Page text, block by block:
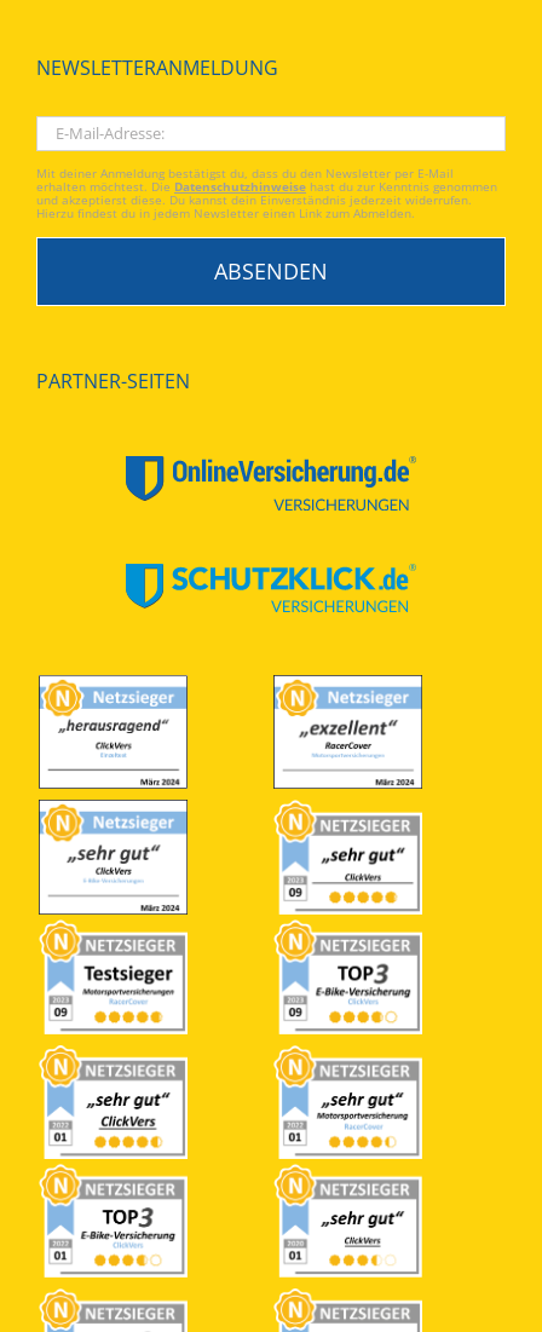
NEWSLETTERANMELDUNG
Mit deiner Anmeldung bestätigst du, dass du den Newsletter per E-Mail
erhalten möchtest. Die Datenschutzhinweise hast du zur Kenntnis genommen
und akzeptierst diese. Du kannst dein Einverständnis jederzeit widerrufen.
Hierzu findest du in jedem Newsletter einen Link zum Abmelden.
PARTNER-SEITEN